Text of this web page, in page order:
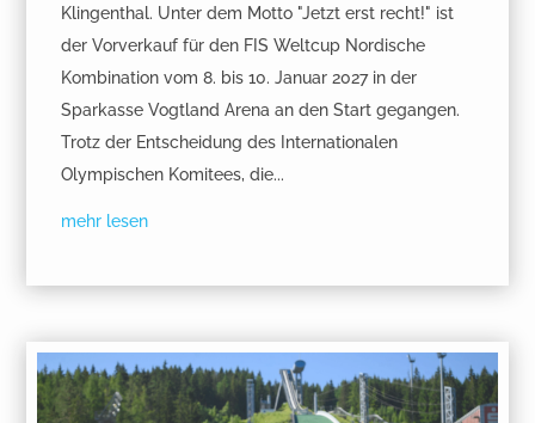
Klingenthal. Unter dem Motto "Jetzt erst recht!" ist
der Vorverkauf für den FIS Weltcup Nordische
Kombination vom 8. bis 10. Januar 2027 in der
Sparkasse Vogtland Arena an den Start gegangen.
Trotz der Entscheidung des Internationalen
Olympischen Komitees, die...
mehr lesen